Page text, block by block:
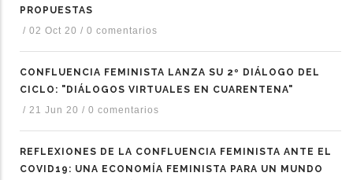
PROPUESTAS
/ 02 Oct 20 / 0 comentarios
CONFLUENCIA FEMINISTA LANZA SU 2º DIÁLOGO DEL
CICLO: "DIÁLOGOS VIRTUALES EN CUARENTENA"
/ 21 Jun 20 / 0 comentarios
REFLEXIONES DE LA CONFLUENCIA FEMINISTA ANTE EL
COVID19: UNA ECONOMÍA FEMINISTA PARA UN MUNDO